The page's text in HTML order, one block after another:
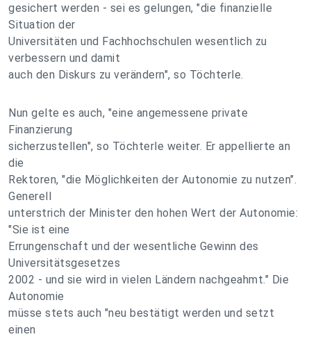
gesichert werden - sei es gelungen, "die finanzielle
Situation der
Universitäten und Fachhochschulen wesentlich zu
verbessern und damit
auch den Diskurs zu verändern", so Töchterle.
Nun gelte es auch, "eine angemessene private
Finanzierung
sicherzustellen", so Töchterle weiter. Er appellierte an
die
Rektoren, "die Möglichkeiten der Autonomie zu nutzen".
Generell
unterstrich der Minister den hohen Wert der Autonomie:
"Sie ist eine
Errungenschaft und der wesentliche Gewinn des
Universitätsgesetzes
2002 - und sie wird in vielen Ländern nachgeahmt." Die
Autonomie
müsse stets auch "neu bestätigt werden und setzt
einen